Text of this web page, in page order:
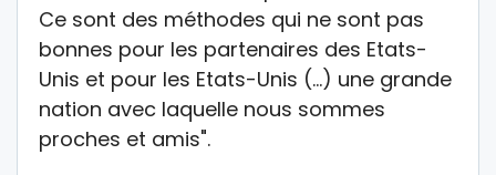
Ce sont des méthodes qui ne sont pas
bonnes pour les partenaires des Etats-
Unis et pour les Etats-Unis (…) une grande
nation avec laquelle nous sommes
proches et amis".